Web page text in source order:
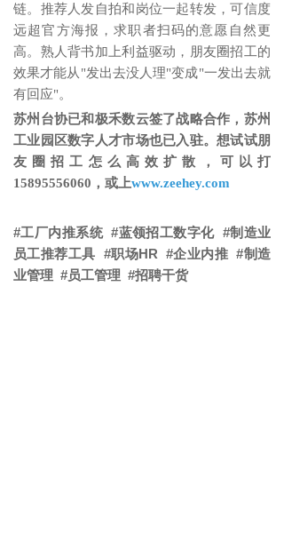
链。推荐人发自拍和岗位一起转发，可信度
远超官方海报，求职者扫码的意愿自然更
高。熟人背书加上利益驱动，朋友圈招工的
效果才能从"发出去没人理"变成"一发出去就
有回应"。
苏州台协已和极禾数云签了战略合作，苏州
工业园区数字人才市场也已入驻。想试试朋
友圈招工怎么高效扩散，可以打
15895556060，或上www.zeehey.com
#工厂内推系统 #蓝领招工数字化 #制造业
员工推荐工具 #职场HR #企业内推 #制造
业管理 #员工管理 #招聘干货